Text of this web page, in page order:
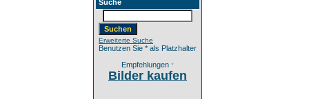
Suche
Erweiterte Suche
Benutzen Sie * als Platzhalter
Empfehlungen *
Bilder kaufen